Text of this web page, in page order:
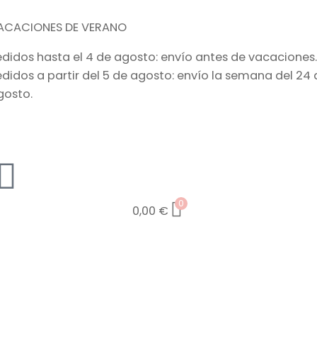
DE VERANO
hasta el 4 de agosto: envío antes de vacaciones.
a partir del 5 de agosto: envío la semana del 24
0,00 € 0